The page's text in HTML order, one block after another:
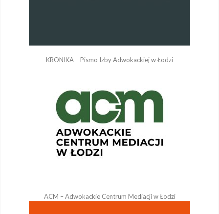
KRONIKA – Pismo Izby Adwokackiej w Łodzi
ACM – Adwokackie Centrum Mediacji w Łodzi